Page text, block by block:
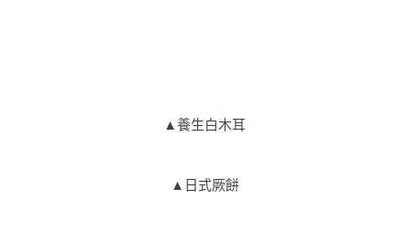
▲養生白木耳
▲日式厥餅